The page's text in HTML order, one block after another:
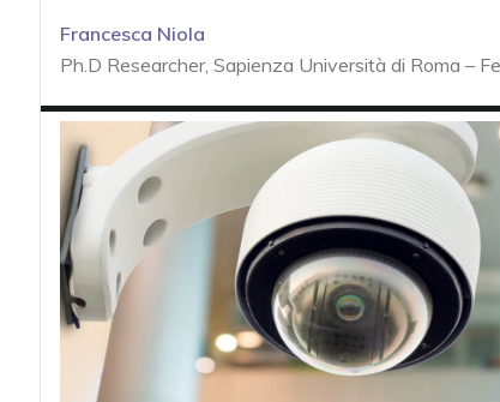
Francesca Niola
Ph.D Researcher, Sapienza Università di Roma –